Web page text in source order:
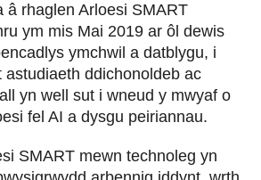
â rhaglen Arloesi SMART
ym mis Mai 2019 ar ôl dewis
ymchwil a datblygu, i
astudiaeth ddichonoldeb ac
yn well sut i wneud y mwyaf o
fel AI a dysgu peiriannau.
SMART mewn technoleg yn